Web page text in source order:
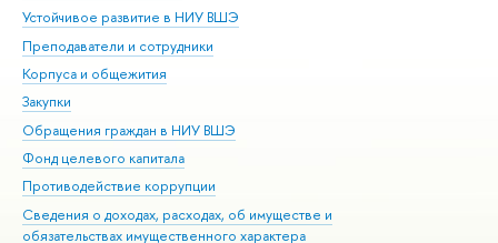
Устойчивое развитие в НИУ ВШЭ
Преподаватели и сотрудники
Корпуса и общежития
Закупки
Обращения граждан в НИУ ВШЭ
Фонд целевого капитала
Противодействие коррупции
Сведения о доходах, расходах, об имуществе и
обязательствах имущественного характера